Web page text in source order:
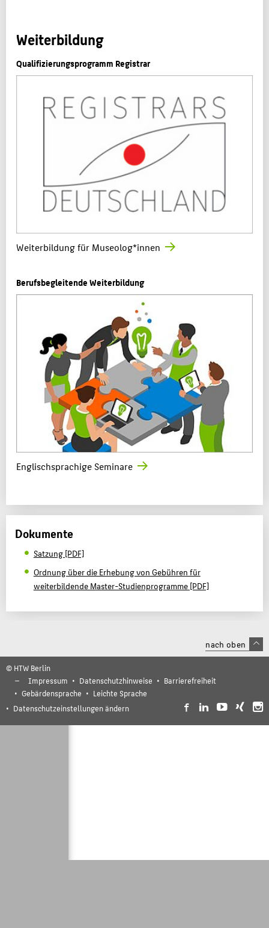
Weiterbildung
Qualifizierungsprogramm Registrar
Weiterbildung für Museolog*innen
Berufsbegleitende Weiterbildung
Englischsprachige Seminare
Dokumente
Satzung [PDF]
Ordnung über die Erhebung von Gebühren für
weiterbildende Master-Studienprogramme [PDF]
nach oben
© HTW Berlin
Impressum
Datenschutzhinweise
Barrierefreiheit
Gebärdensprache
Leichte Sprache
Datenschutzeinstellungen ändern